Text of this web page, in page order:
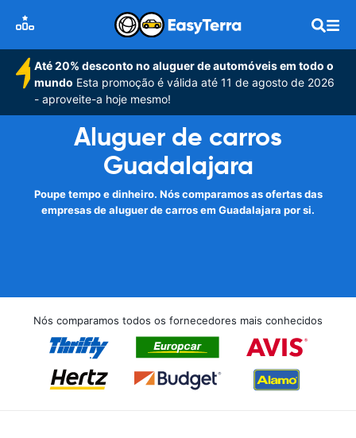
Até 20% desconto no aluguer de automóveis em todo o
mundo Esta promoção é válida até 11 de agosto de 2026
- aproveite-a hoje mesmo!
Aluguer de carros
Guadalajara
Poupe tempo e dinheiro. Nós comparamos as ofertas das
empresas de aluguer de carros em Guadalajara por si.
Nós comparamos todos os fornecedores mais conhecidos